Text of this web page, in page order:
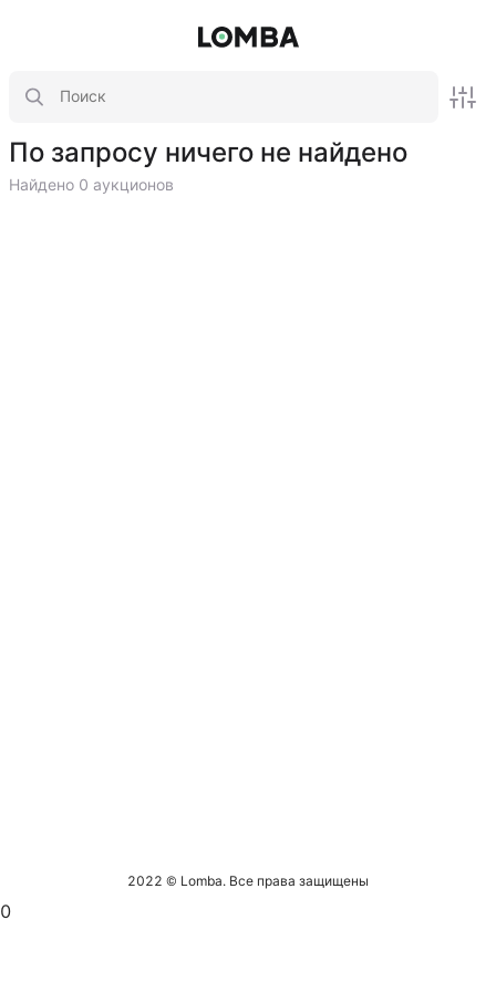
По запросу ничего не найдено
Найдено 0 аукционов
2022 © Lomba. Все права защищены
0